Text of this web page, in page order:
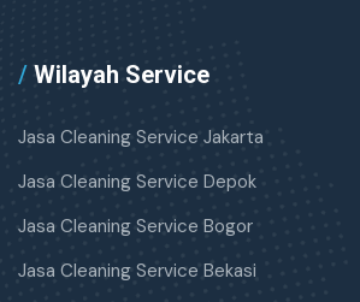
/ Wilayah Service
Jasa Cleaning Service Jakarta
Jasa Cleaning Service Depok
Jasa Cleaning Service Bogor
Jasa Cleaning Service Bekasi